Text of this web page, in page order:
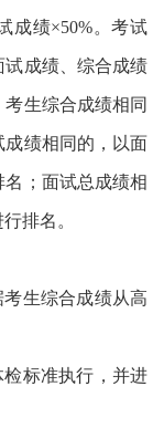
绩×50%。考试
试成绩、综合成绩
生综合成绩相同
成绩相同的，以面
；面试总成绩相
排名。
生综合成绩从高
标准执行，并进